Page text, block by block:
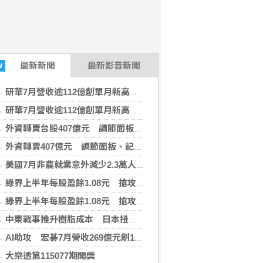
最新新聞 最新影音新聞
研華7月營收逾112億創單月新高 樺漢164億登同期高
研華7月營收逾112億創單月新高 樺漢164億登同期高
外資轉賣台股407億元 調節面板、記憶體與主動式ETF
外資轉賣407億元 調節面板、記憶體與主動式ETF
美國7月非農就業意外減少2.3萬人 失業率降至4.1%
綠界上半年每股盈餘1.08元 搶攻AI行銷商機
綠界上半年每股盈餘1.08元 搶攻AI行銷商機
中東戰事推升樹脂成本 日本扭蛋業靠中國庫存抵銷風險
AI助攻 宏碁7月營收269億元創13年同期新高
大樂透第115077期開獎